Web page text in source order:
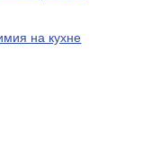
на кухне